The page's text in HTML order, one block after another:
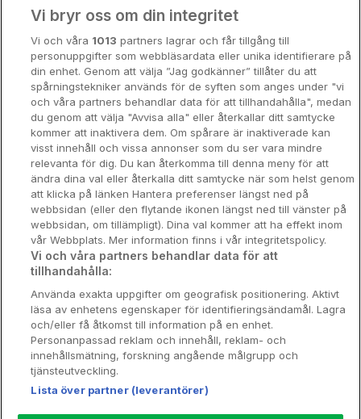
Storstadsweekend
Hotellrum under 995 kr
Spahotell
Sydsverige
Om Hotellpremien
Nya hotell
Stadsweekend
Booking Enquiries:
Hotellsupport:scandinavian@digibreaks.com
Hotellpremien.se av en del av Coop
Sverige. Coop Sverige 171 88 Solna,
Telefon: 010-742 00 00, Org.nr: 556710-
Vi bryr oss om din integritet
Vi och våra 1013 partners lagrar och får tillgång till
personuppgifter som webbläsardata eller unika identifierare på
din enhet. Genom att välja ”Jag godkänner” tillåter du att
spårningstekniker används för de syften som anges under "vi
och våra partners behandlar data för att tillhandahålla", medan
du genom att välja "Avvisa alla" eller återkallar ditt samtycke
kommer att inaktivera dem. Om spårare är inaktiverade kan
visst innehåll och vissa annonser som du ser vara mindre
relevanta för dig. Du kan återkomma till denna meny för att
ändra dina val eller återkalla ditt samtycke när som helst genom
att klicka på länken Hantera preferenser längst ned på
webbsidan (eller den flytande ikonen längst ned till vänster på
webbsidan, om tillämpligt). Dina val kommer att ha effekt inom
vår Webbplats. Mer information finns i vår integritetspolicy.
Vi och våra partners behandlar data för att
tillhandahålla:
Använda exakta uppgifter om geografisk positionering. Aktivt
läsa av enhetens egenskaper för identifieringsändamål. Lagra
och/eller få åtkomst till information på en enhet.
Personanpassad reklam och innehåll, reklam- och
innehållsmätning, forskning angående målgrupp och
tjänsteutveckling.
Lista över partner (leverantörer)